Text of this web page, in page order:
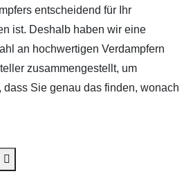
entscheidend für Ihr
ist. Deshalb haben wir eine
an hochwertigen Verdampfern
zusammengestellt, um
dass Sie genau das finden, wonach